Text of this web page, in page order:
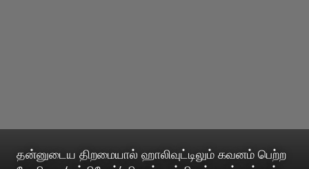
தன்னுடைய திறமையால் ஹாலிவுட்டிலும் கவனம் பெற்ற